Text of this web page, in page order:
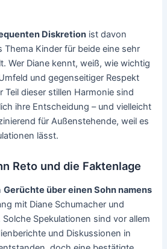
Diskretion ist davon
Thema Kinder für beide eine sehr
Wer Diane kennt, weiß, wie wichtig
und gegenseitiger Respekt
Teil dieser stillen Harmonie sind
ihre Entscheidung – und vielleicht
für Außenstehende, weil es
lässt.
Reto und die Faktenlage
Gerüchte über einen Sohn namens
mit Diane Schumacher und
Spekulationen sind vor allem
und Diskussionen in